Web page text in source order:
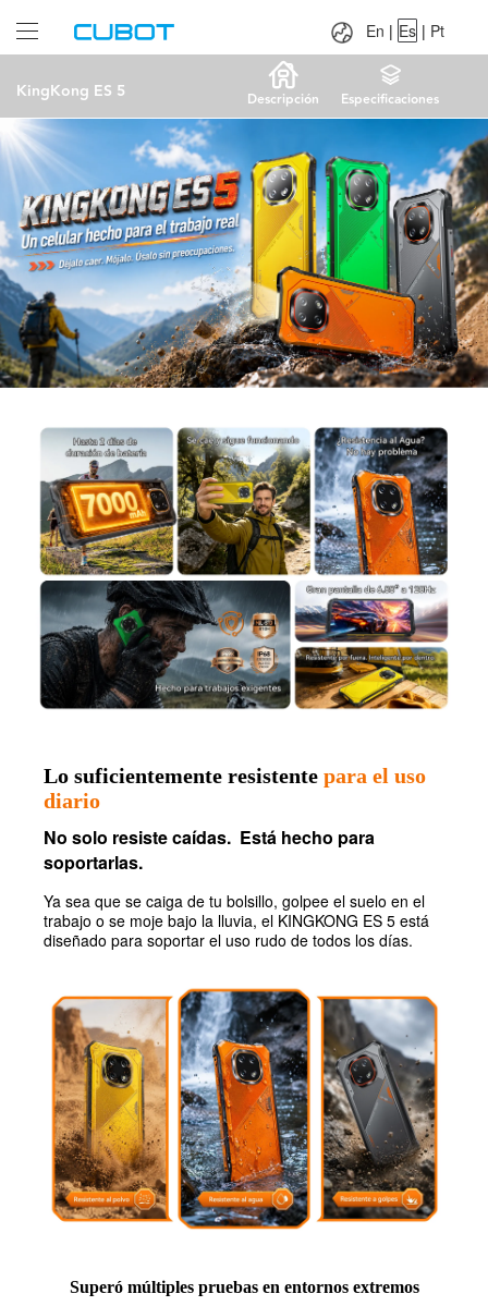
KingKong ES 5 Descripción Especificaciones
Pt
En | Es | Pt
Lo suficientemente resistente para el uso
diario
No solo resiste caídas. Está hecho para
soportarlas.
Ya sea que se caiga de tu bolsillo, golpee el suelo en el
trabajo o se moje bajo la lluvia, el KINGKONG ES 5 está
diseñado para soportar el uso rudo de todos los días.
Superó múltiples pruebas en entornos extremos